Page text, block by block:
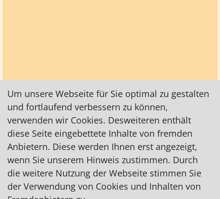
Um unsere Webseite für Sie optimal zu gestalten
und fortlaufend verbessern zu können,
verwenden wir Cookies. Desweiteren enthält
diese Seite eingebettete Inhalte von fremden
Anbietern. Diese werden Ihnen erst angezeigt,
wenn Sie unserem Hinweis zustimmen. Durch
die weitere Nutzung der Webseite stimmen Sie
der Verwendung von Cookies und Inhalten von